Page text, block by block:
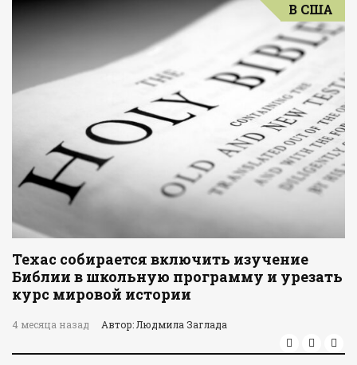
В США
Техас собирается включить изучение
Библии в школьную программу и урезать
курс мировой истории
4 месяца назад Автор: Людмила Заглада